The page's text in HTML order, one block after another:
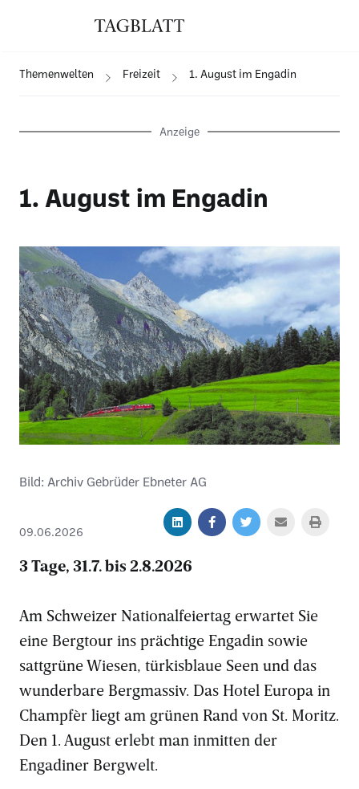
Themenwelten Freizeit 1. August im Engadin
Anzeige
1. August im Engadin
Bild: Archiv Gebrüder Ebneter AG
09.06.2026
3 Tage, 31.7. bis 2.8.2026
Am Schweizer Nationalfeiertag erwartet Sie
eine Bergtour ins prächtige Engadin sowie
sattgrüne Wiesen, türkisblaue Seen und das
wunderbare Bergmassiv. Das Hotel Europa in
Champfèr liegt am grünen Rand von St. Moritz.
Den 1. August erlebt man inmitten der
Engadiner Bergwelt.